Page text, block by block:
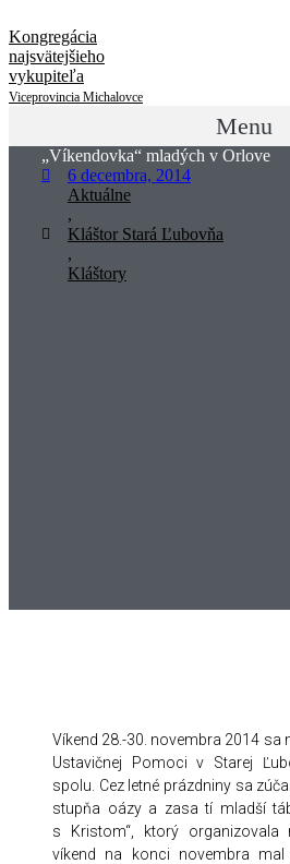
Kongregácia
najsvätejšieho
vykupiteľa
Viceprovincia Michalovce
Menu
„Víkendovka“ mladých v Orlove
6 decembra, 2014
Aktuálne
,
Kláštor Stará Ľubovňa
,
Kláštory
Víkend 28.-30. novembra 2014 sa
Ustavičnej Pomoci v Starej
spolu. Cez letné prázdniny sa
stupňa oázy a zasa tí mladší
s Kristom“, ktorý organizovala
víkend na konci novembra